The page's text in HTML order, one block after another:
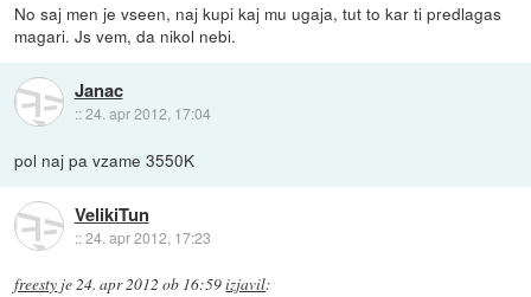
No saj men je vseen, naj kupi kaj mu ugaja, tut to kar ti predlagas
magari. Js vem, da nikol nebi.
Janac
::24. apr 2012, 17:04
pol naj pa vzame 3550K
VelikiTun
::24. apr 2012, 17:23
freesty je24. apr 2012 ob 16:59izjavil: